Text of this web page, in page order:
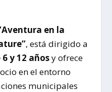
en la
, está dirigido a
y 12 añosy ofrece
en el entorno
municipales